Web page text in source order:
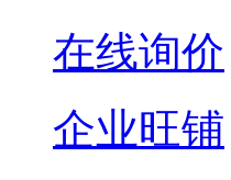
在线询价
企业旺铺